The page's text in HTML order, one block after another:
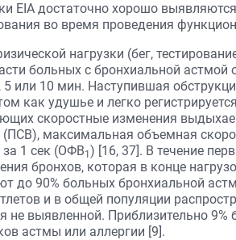
EIA достаточно хорошо
во время проведения
нагрузки (бег,
больных с бронхиальной астмой
5 или 10 мин. Наступившая
как удушье и легко
скоростные изменения
(ПСВ), максимальная объемная
1 сек (ОФВ1 ) [16, 37]. В течение
бронхов, которая в конце
до 90% больных бронхиальной
и в общей популяции
не выявленной. Приблизительно
астмы или аллергии [9].